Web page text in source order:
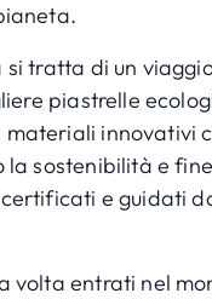
si tratta di un
piastrelle
innovativi
la sostenibilità e
e guidati
volta entrati nel